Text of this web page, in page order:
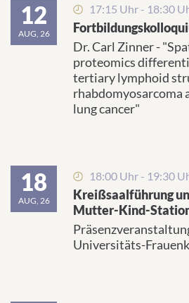
12
AUG, 26
17:15 Uhr - 18:30
Dr. Carl Zinner -
proteomics
tertiary lymphoid
rhabdomyosarcoma
lung cancer"
18
AUG, 26
18:00 Uhr - 19:30
Kreißsaalführung
Mutter-Kind-
Universitäts-